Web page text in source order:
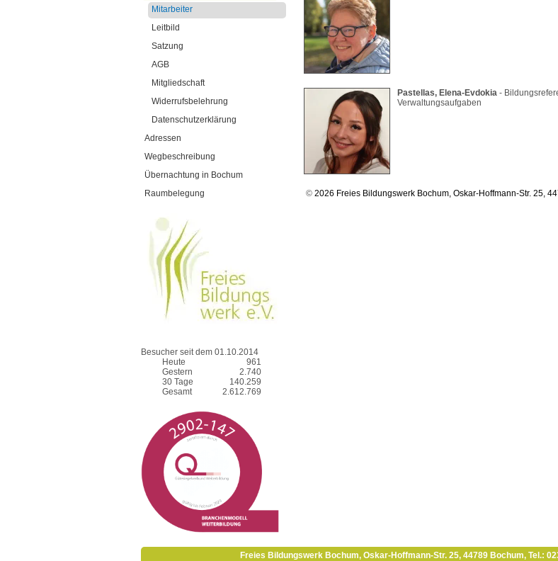
Mitarbeiter
Leitbild
Satzung
AGB
Mitgliedschaft
Widerrufsbelehrung
Datenschutzerklärung
Adressen
Wegbeschreibung
Übernachtung in Bochum
Raumbelegung
Besucher seit dem 01.10.2014
Heute
961
Gestern
2.740
30 Tage
140.259
Gesamt
2.612.769
Pastellas, Elena-Evdokia -
Verwaltungsaufgaben
© 2026 Freies Bildungswerk Bochum, Oskar-Hoffmann-Str. 25,
Freies Bildungswerk Bochum, Oskar-Hoffmann-Str. 25, 44789 Bochum, Tel.: